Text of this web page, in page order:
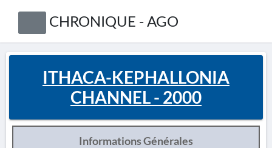
CHRONIQUE - AGO
ITHACA-KEPHALLONIA
CHANNEL - 2000
Informations Générales